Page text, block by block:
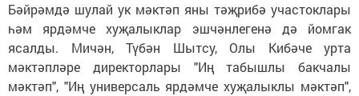
Бәйрәмдә шулай ук мәктәп яны тәҗрибә участоклары
һәм ярдәмче хуҗалыклар эшчәнлегенә дә йомгак
ясалды. Мичән, Түбән Шытсу, Олы Кибәче урта
мәктәпләре директорлары "Иң табышлы бакчалы
мәктәп", "Иң универсаль ярдәмче хуҗалыклы мәктәп",